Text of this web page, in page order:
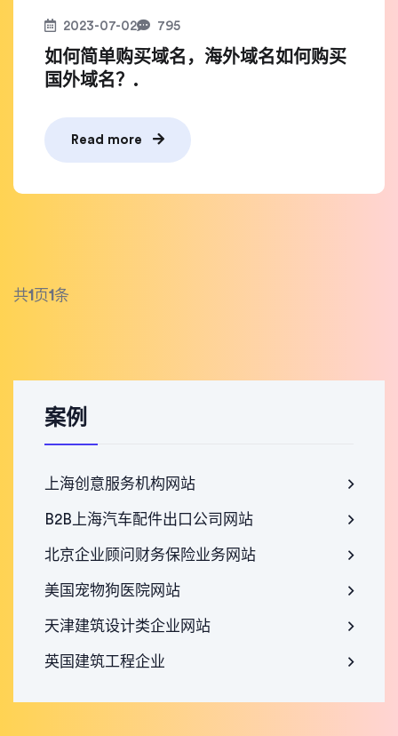
2023-07-02 795
如何简单购买域名，海外域名如何购买
国外域名？.
Read more
共1 页1条
案例
上海创意服务机构网站
B2B上海汽车配件出口公司网站
北京企业顾问财务保险业务网站
美国宠物狗医院网站
天津建筑设计类企业网站
英国建筑工程企业